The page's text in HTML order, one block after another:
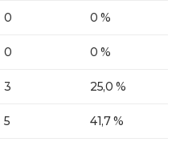
0 0 %
0 0 %
3 25,0 %
5 41,7 %